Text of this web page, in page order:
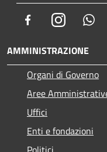
FacebookInstagram
AMMINISTRAZIONE
Organi di Governo
Aree
Uffici
Enti e fondazioni